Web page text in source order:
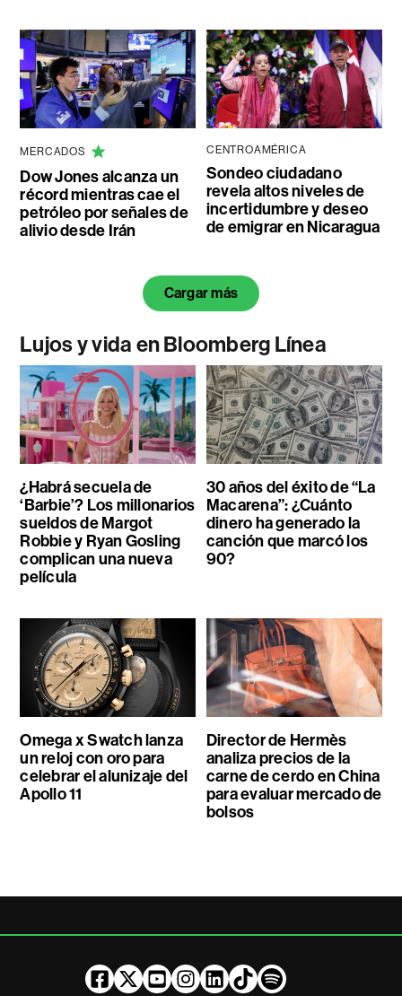
MERCADOS
Dow Jones alcanza un
récord mientras cae el
petróleo por señales de
alivio desde Irán
CENTROAMÉRICA
Sondeo ciudadano
revela altos niveles de
incertidumbre y deseo
de emigrar en Nicaragua
Cargar más
Lujos y vida en Bloomberg Línea
¿Habrá secuela de
‘Barbie’? Los millonarios
sueldos de Margot
Robbie y Ryan Gosling
complican una nueva
película
30 años del éxito de “La
Macarena”: ¿Cuánto
dinero ha generado la
canción que marcó los
90?
Omega x Swatch lanza
un reloj con oro para
celebrar el alunizaje del
Apollo 11
Director de Hermès
analiza precios de la
carne de cerdo en China
para evaluar mercado de
bolsos